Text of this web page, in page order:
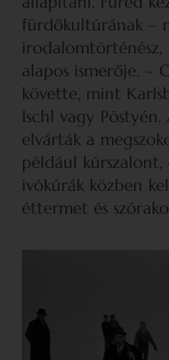
fürdőkultúrának –
irodalomtörténész,
alapos ismerője. –
követte, mint
Ischl vagy
elvárták a
például kúrszalont,
ivókúrák közben
éttermet és